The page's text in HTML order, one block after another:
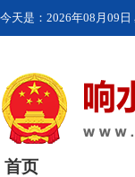
今天是： 2026年08月09日
首页